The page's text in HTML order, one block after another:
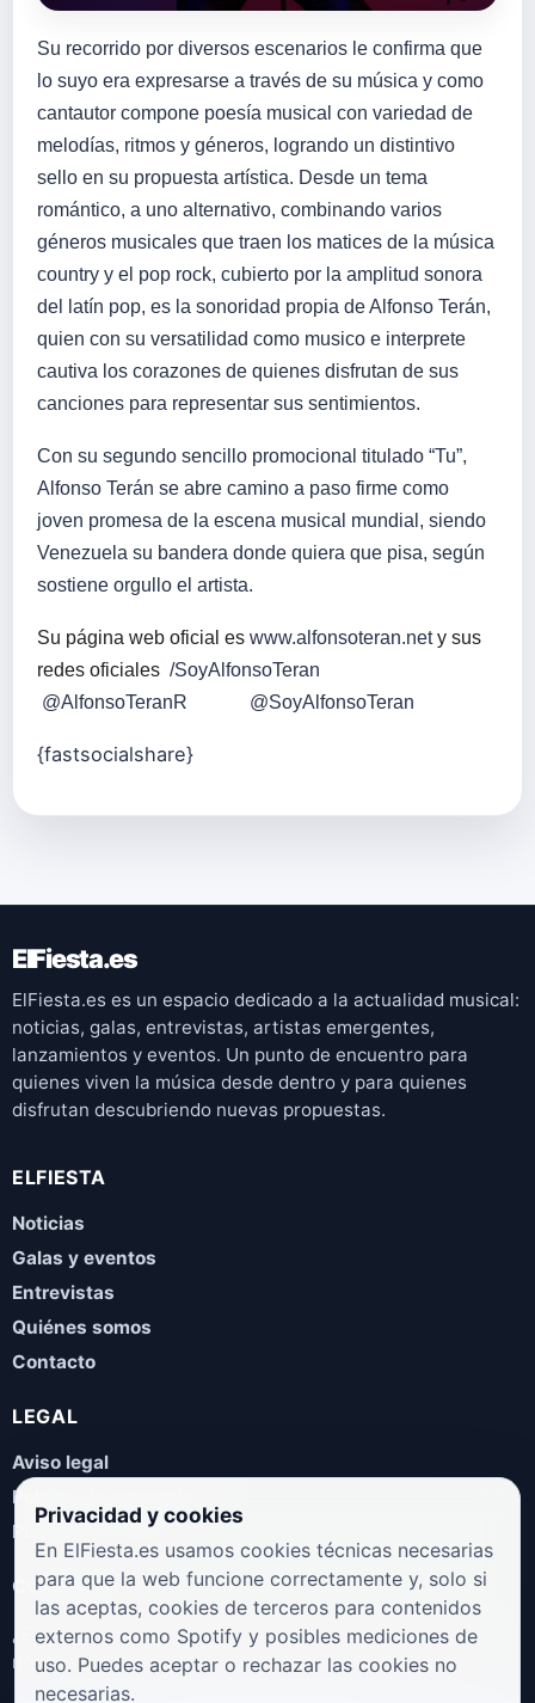
Su recorrido por diversos escenarios le confirma que
lo suyo era expresarse a través de su música y como
cantautor compone poesía musical con variedad de
melodías, ritmos y géneros, logrando un distintivo
sello en su propuesta artística. Desde un tema
romántico, a uno alternativo, combinando varios
géneros musicales que traen los matices de la música
country y el pop rock, cubierto por la amplitud sonora
del latín pop, es la sonoridad propia de Alfonso Terán,
quien con su versatilidad como musico e interprete
cautiva los corazones de quienes disfrutan de sus
canciones para representar sus sentimientos.
Con su segundo sencillo promocional titulado “Tu”,
Alfonso Terán se abre camino a paso firme como
joven promesa de la escena musical mundial, siendo
Venezuela su bandera donde quiera que pisa, según
sostiene orgullo el artista.
Su página web oficial es www.alfonsoteran.nety sus
redes oficiales /SoyAlfonsoTeran
@AlfonsoTeranR
@SoyAlfonsoTeran
{fastsocialshare}
ElFiesta.es
ElFiesta.es es un espacio dedicado a la actualidad musical:
noticias, galas, entrevistas, artistas emergentes,
lanzamientos y eventos. Un punto de encuentro para
quienes viven la música desde dentro y para quienes
disfrutan descubriendo nuevas propuestas.
ELFIESTA
Noticias
Galas y eventos
Entrevistas
Quiénes somos
Contacto
LEGAL
Aviso legal
Política de privacidad
Política de cookies
COLABORA
¿Eres artista, manager, sello o promotor? Envíanos tus
novedades, galas, entrevistas o propuestas musicales.
Privacidad y cookies
En ElFiesta.es usamos cookies técnicas necesarias
para que la web funcione correctamente y, solo si
las aceptas, cookies de terceros para contenidos
externos como Spotify y posibles mediciones de
uso. Puedes aceptar o rechazar las cookies no
necesarias.